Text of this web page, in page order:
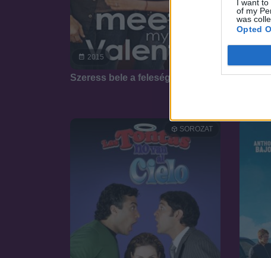
I want
of my
was
Opted
2015
Szeress bele a feleségembe
SOROZAT